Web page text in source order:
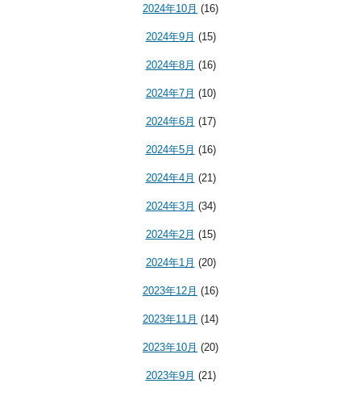
2024年10月 (16)
2024年9月 (15)
2024年8月 (16)
2024年7月 (10)
2024年6月 (17)
2024年5月 (16)
2024年4月 (21)
2024年3月 (34)
2024年2月 (15)
2024年1月 (20)
2023年12月 (16)
2023年11月 (14)
2023年10月 (20)
2023年9月 (21)